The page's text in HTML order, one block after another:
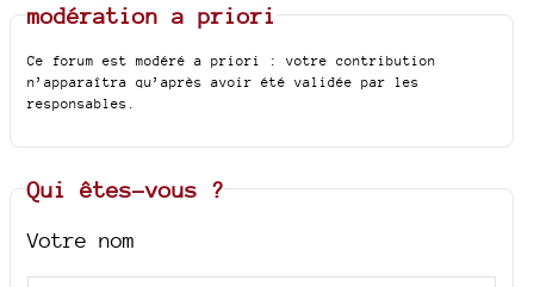
modération a priori
Ce forum est modéré a priori : votre contribution
n’apparaîtra qu’après avoir été validée par les
responsables.
Qui êtes-vous ?
Votre nom